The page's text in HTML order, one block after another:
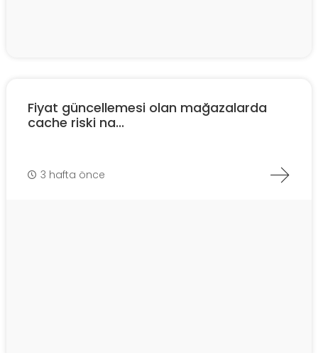
Fiyat güncellemesi olan mağazalarda
cache riski na...
3 hafta önce